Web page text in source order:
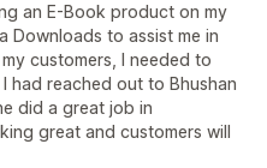
an E-Book product on my
Downloads to assist me in
customers, I needed to
had reached out to Bhushan
did a great job in
great and customers will